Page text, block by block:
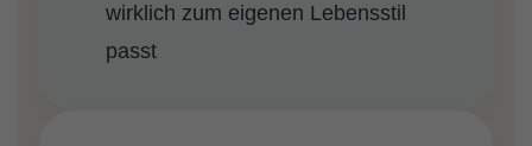
wirklich zum eigenen Lebensstil
passt